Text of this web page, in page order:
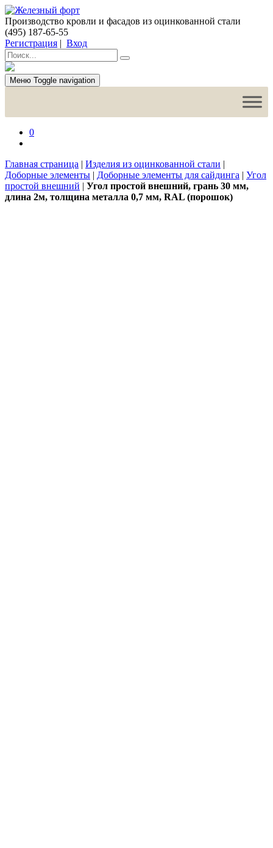
Производство кровли и фасадов из оцинкованной стали
(495) 187-65-55
Регистрация | Вход
Меню Toggle navigation
0
Главная страница | Изделия из оцинкованной стали |
Доборные элементы | Доборные элементы для сайдинга | Угол
простой внешний | Угол простой внешний, грань 30 мм,
длина 2м, толщина металла 0,7 мм, RAL (порошок)